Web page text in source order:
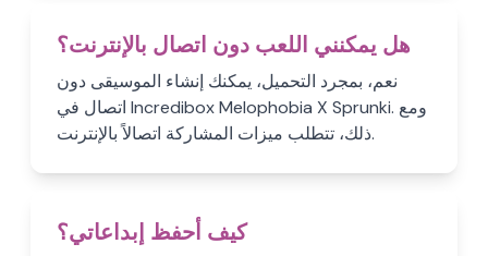
هل يمكنني اللعب دون اتصال بالإنترنت؟
نعم، بمجرد التحميل، يمكنك إنشاء الموسيقى دون
اتصال في Incredibox Melophobia X Sprunki. ومع
ذلك، تتطلب ميزات المشاركة اتصالاً بالإنترنت.
كيف أحفظ إبداعاتي؟